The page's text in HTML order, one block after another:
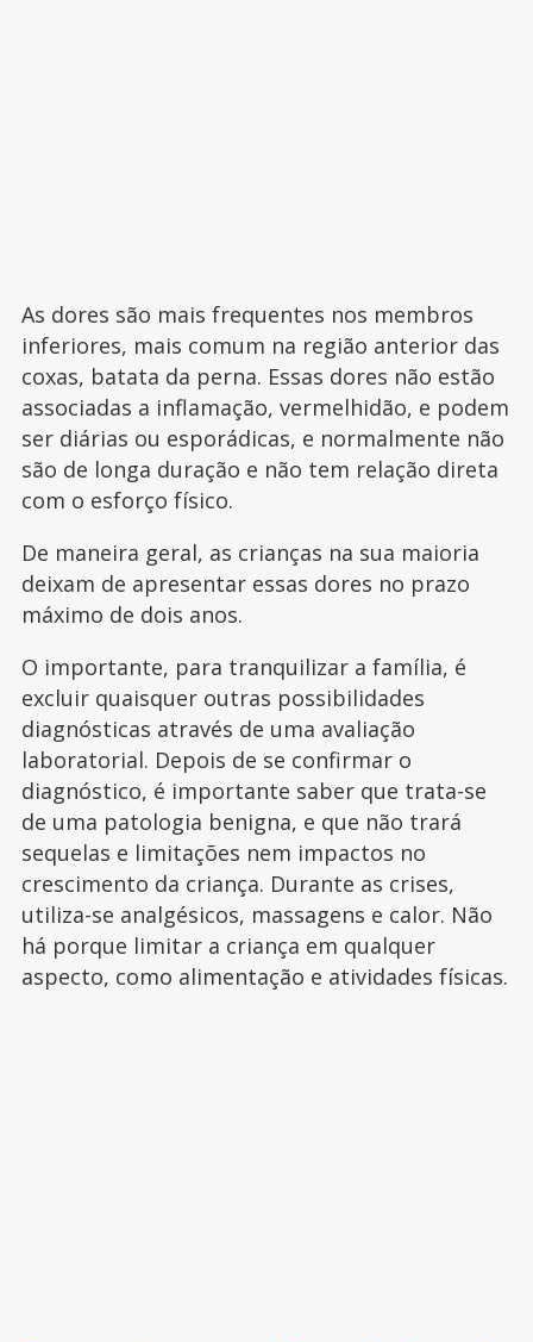
As dores são mais frequentes nos membros
inferiores, mais comum na região anterior das
coxas, batata da perna. Essas dores não estão
associadas a inflamação, vermelhidão, e podem
ser diárias ou esporádicas, e normalmente não
são de longa duração e não tem relação direta
com o esforço físico.
De maneira geral, as crianças na sua maioria
deixam de apresentar essas dores no prazo
máximo de dois anos.
O importante, para tranquilizar a família, é
excluir quaisquer outras possibilidades
diagnósticas através de uma avaliação
laboratorial. Depois de se confirmar o
diagnóstico, é importante saber que trata-se
de uma patologia benigna, e que não trará
sequelas e limitações nem impactos no
crescimento da criança. Durante as crises,
utiliza-se analgésicos, massagens e calor. Não
há porque limitar a criança em qualquer
aspecto, como alimentação e atividades físicas.